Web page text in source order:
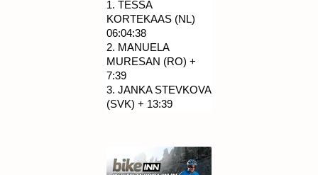
1. TESSA
KORTEKAAS (NL)
06:04:38
2. MANUELA
MURESAN (RO) +
7:39
3. JANKA STEVKOVA
(SVK) + 13:39